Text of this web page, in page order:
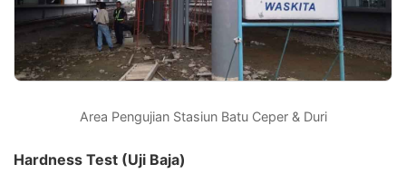
Area Pengujian Stasiun Batu Ceper & Duri
Hardness Test (Uji Baja)